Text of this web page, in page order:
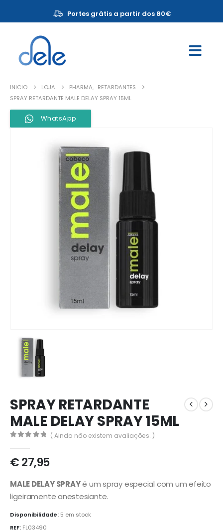
Portes grátis a partir dos 80€
INICIO LOJA PHARMA, RETARDANTES
SPRAY RETARDANTE MALE DELAY SPRAY 15ML
WhatsApp
SPRAY RETARDANTE
MALE DELAY SPRAY 15ML
( Ainda não existem avaliações. )
€27,95
MALE DELAY SPRAYé um spray especial com um efeito
ligeiramente anestesiante.
Disponibilidade: 5 em stock
REF: FL03490